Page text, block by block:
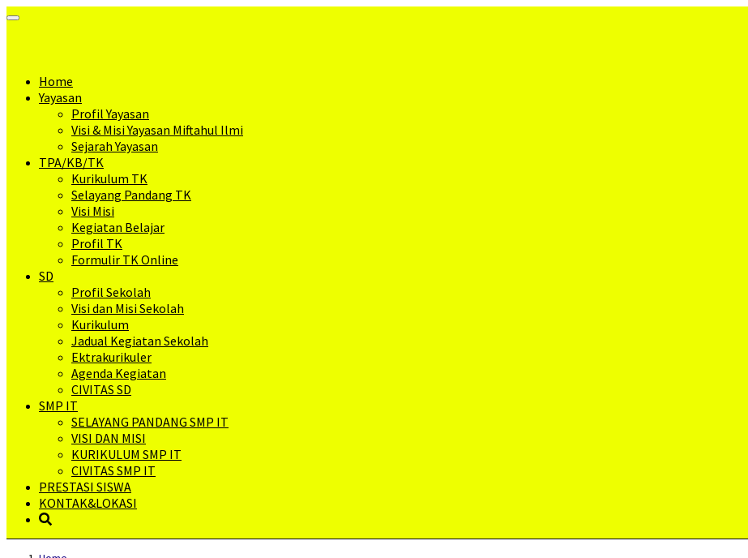
Toggle
Home
Yayasan
Profil Yayasan
Visi & Misi Yayasan Miftahul Ilmi
Sejarah Yayasan
TPA/KB/TK
Kurikulum TK
Selayang Pandang TK
Visi Misi
Kegiatan Belajar
Profil TK
Formulir TK Online
SD
Profil Sekolah
Visi dan Misi Sekolah
Kurikulum
Jadual Kegiatan Sekolah
Ektrakurikuler
Agenda Kegiatan
CIVITAS SD
SMP IT
SELAYANG PANDANG SMP IT
VISI DAN MISI
KURIKULUM SMP IT
CIVITAS SMP IT
PRESTASI SISWA
KONTAK&LOKASI